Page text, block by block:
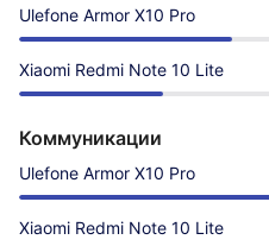
Ulefone Armor X10 Pro
Xiaomi Redmi Note 10 Lite
Коммуникации
Ulefone Armor X10 Pro
Xiaomi Redmi Note 10 Lite